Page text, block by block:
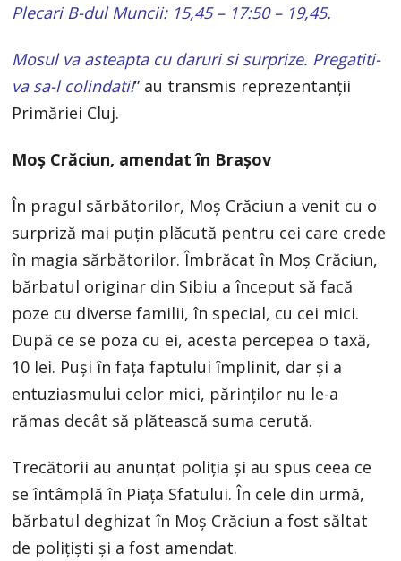
Plecari B-dul Muncii: 15,45 – 17:50 – 19,45.
Mosul va asteapta cu daruri si surprize. Pregatiti-
va sa-l colindati!” au transmis reprezentanții
Primăriei Cluj.
Moș Crăciun, amendat în Brașov
În pragul sărbătorilor, Moș Crăciun a venit cu o
surpriză mai puțin plăcută pentru cei care crede
în magia sărbătorilor. Îmbrăcat în Moș Crăciun,
bărbatul originar din Sibiu a început să facă
poze cu diverse familii, în special, cu cei mici.
După ce se poza cu ei, acesta percepea o taxă,
10 lei. Puși în fața faptului împlinit, dar și a
entuziasmului celor mici, părinților nu le-a
rămas decât să plătească suma cerută.
Trecătorii au anunțat poliția și au spus ceea ce
se întâmplă în Piața Sfatului. În cele din urmă,
bărbatul deghizat în Moș Crăciun a fost săltat
de polițiști și a fost amendat.